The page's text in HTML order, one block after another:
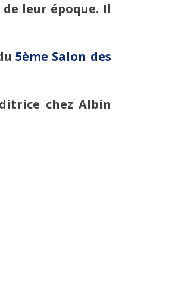
leur époque. Il
5ème Salon des
chez Albin